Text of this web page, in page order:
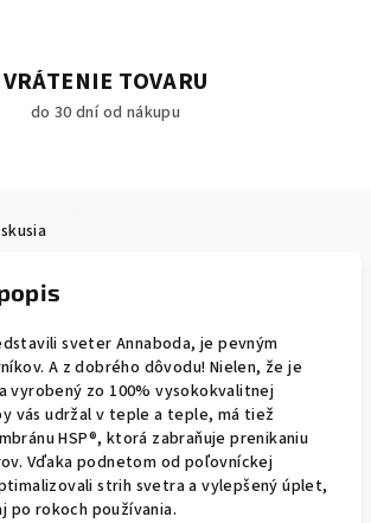
VRÁTENIE TOVARU
do 30 dní od nákupu
sveter Annaboda, je pevným
A z dobrého dôvodu! Nielen, že je
vyrobený zo 100% vysokokvalitnej
vás udržal v teple a teple, má tiež
HSP®, ktorá zabraňuje prenikaniu
Vďaka podnetom od poľovníckej
strih svetra a vylepšený úplet,
po rokoch používania.